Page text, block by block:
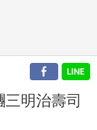
明治壽司